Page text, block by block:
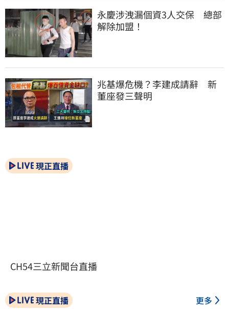
永慶涉洩漏個資3人交保　總部
解除加盟！
兆基爆危機？李建成請辭　新
董座發三聲明
現正直播
CH54三立新聞台直播
現正直播 更多